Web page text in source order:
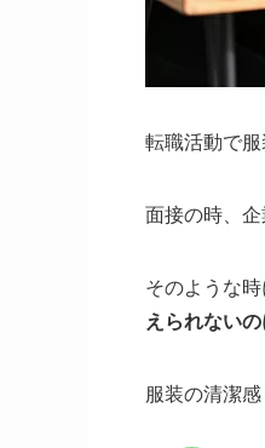
転職活動で服
面接の時、
そのような
えられない
服装の清潔